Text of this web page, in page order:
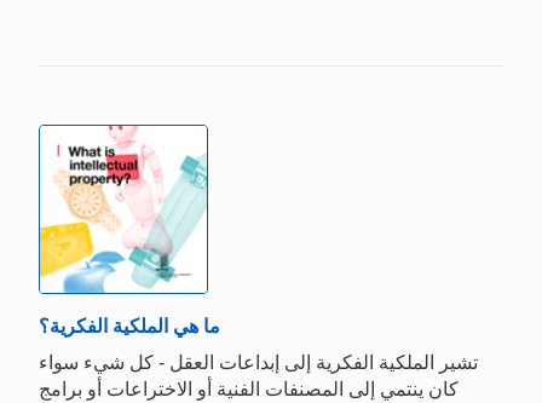
ما هي الملكية الفكرية؟
تشير الملكية الفكرية إلى إبداعات العقل - كل شيء سواء
كان ينتمي إلى المصنفات الفنية أو الاختراعات أو برامج